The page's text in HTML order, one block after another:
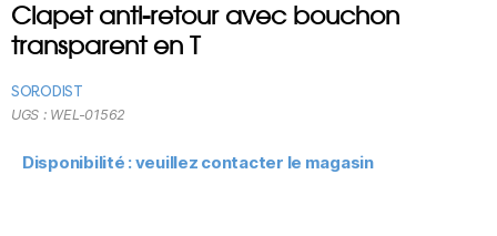
Clapet anti-retour avec bouchon
transparent en T
SORODIST
Disponibilité : veuillez contacter le magasin
UGS : WEL-01562